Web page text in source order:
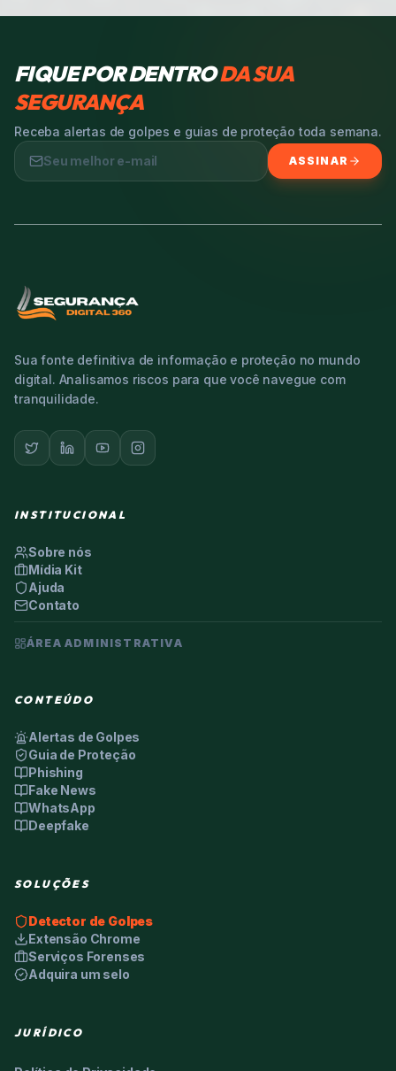
FIQUE POR DENTRODA SUA
SEGURANÇA
Receba alertas de golpes e guias de proteção toda semana.
ASSINAR
Sua fonte definitiva de informação e proteção no mundo
digital. Analisamos riscos para que você navegue com
tranquilidade.
INSTITUCIONAL
Sobre nós
Mídia Kit
Ajuda
Contato
ÁREA ADMINISTRATIVA
CONTEÚDO
Alertas de Golpes
Guia de Proteção
Phishing
Fake News
WhatsApp
Deepfake
SOLUÇÕES
Detector de Golpes
Extensão Chrome
Serviços Forenses
Adquira um selo
JURÍDICO